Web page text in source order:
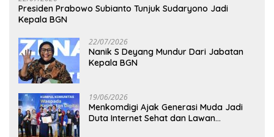
Presiden Prabowo Subianto Tunjuk Sudaryono Jadi
Kepala BGN
22/07/2026
Nanik S Deyang Mundur Dari Jabatan
Kepala BGN
19/06/2026
Menkomdigi Ajak Generasi Muda Jadi
Duta Internet Sehat dan Lawan